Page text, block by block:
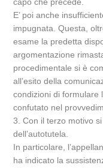
E’ poi anche
impugnata. Questa,
esame la predetta
argomentazione
procedimentale si è
all’esito della
condizioni di formulare
confutato nel
3. Con il terzo motivo
dell’autotutela.
In particolare,
ha indicato la